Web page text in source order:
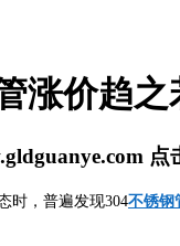
涨价趋之
点
时，普遍发现304不锈钢